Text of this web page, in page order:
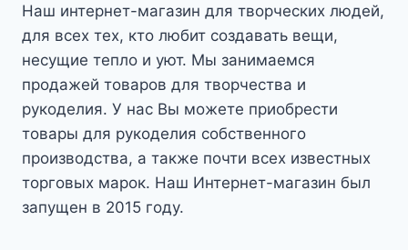
Наш интернет-магазин для творческих людей,
для всех тех, кто любит создавать вещи,
несущие тепло и уют. Мы занимаемся
продажей товаров для творчества и
рукоделия. У нас Вы можете приобрести
товары для рукоделия собственного
производства, а также почти всех известных
торговых марок. Наш Интернет-магазин был
запущен в 2015 году.